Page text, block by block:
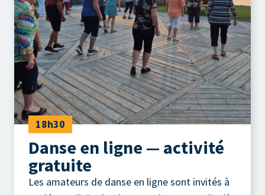
18h30
Danse en ligne — activité
gratuite
Les amateurs de danse en ligne sont invités à